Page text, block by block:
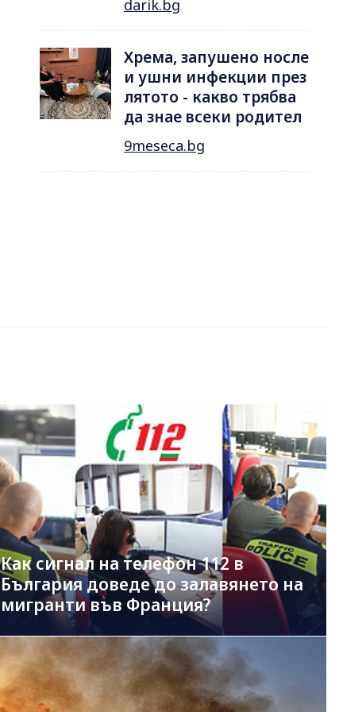
darik.bg
Хрема, запушено носле
и ушни инфекции през
лятотo - какво трябва
да знае всеки родител
9meseca.bg
Как сигнал на телефон 112 в
България доведе до залавянето на
мигранти във Франция?